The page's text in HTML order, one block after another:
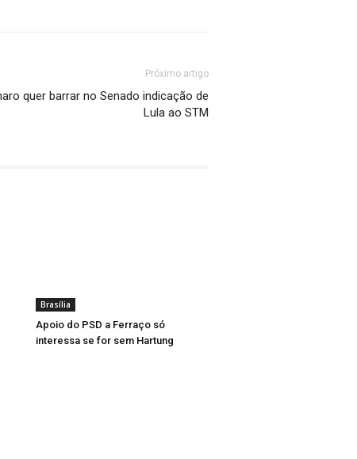
Próximo artigo
quer barrar no Senado indicação de
Lula ao STM
Brasília
Apoio do PSD a Ferraço só
interessa se for sem Hartung